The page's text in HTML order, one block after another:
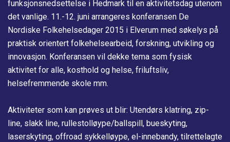
funksjonsnedsettelse i Hedmark til en aktivitetsdag utenom
det vanlige. 11.-12. juni arrangeres konferansen De
Nordiske Folkehelsedager 2015 i Elverum med søkelys på
praktisk orientert folkehelsearbeid, forskning, utvikling og
innovasjon. Konferansen vil dekke tema som fysisk
aktivitet for alle, kosthold og helse, friluftsliv,
helsefremmende skole mm.
Aktiviteter som kan prøves ut blir: Utendørs klatring, zip-
line, slakk line, rullestolløype/ballspill, bueskyting,
laserskyting, offroad sykkelløype, el-innebandy, tilrettelagte